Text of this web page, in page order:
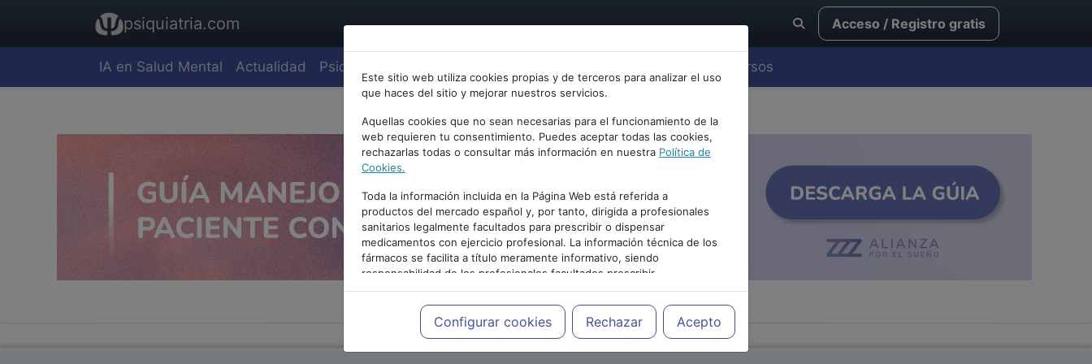
psiquiatria.com Acceso / Registro gratis
IA en Salud Mental Actualidad Psiquiatría Cursos
Este sitio web utiliza cookies propias y de terceros para analizar el uso
que haces del sitio y mejorar nuestros servicios.
Aquellas cookies que no sean necesarias para el funcionamiento de la
web requieren tu consentimiento. Puedes aceptar todas las cookies,
rechazarlas todas o consultar más información en nuestra Política de
Cookies.
Toda la información incluida en la Página Web está referida a
productos del mercado español y, por tanto, dirigida a profesionales
sanitarios legalmente facultados para prescribir o dispensar
medicamentos con ejercicio profesional. La información técnica de los
fármacos se facilita a título meramente informativo, siendo
responsabilidad de los profesionales facultados prescribir
medicamentos y decidir, en cada caso concreto, el tratamiento más
adecuado a las necesidades del paciente.
Configurar cookies Rechazar Acepto
PUBLICIDAD